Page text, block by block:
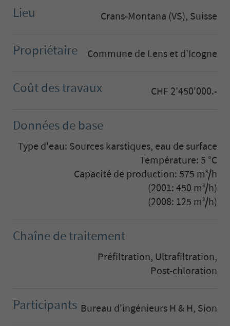
Lieu Crans-Montana (VS), Suisse
Propriétaire Commune de Lens et d'Icogne
Coût des travaux CHF 2'450'000.-
Données de base
Type d'eau: Sources karstiques, eau de surface
Température: 5 °C
Capacité de production: 575 m3/h
(2001: 450 m3/h)
(2008: 125 m3/h)
Chaîne de traitement
Préfiltration, Ultrafiltration,
Post-chloration
Participants Bureau d'ingénieurs H & H, Sion